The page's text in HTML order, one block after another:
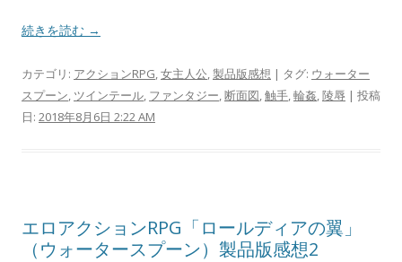
続きを読む →
カテゴリ: アクションRPG,女主人公,製品版感想 | タグ: ウォーター
スプーン, ツインテール, ファンタジー,断面図,触手,輪姦,陵辱 | 投稿
日: 2018年8月6日 2:22 AM
エロアクションRPG「ロールディアの翼」
（ウォータースプーン）製品版感想2